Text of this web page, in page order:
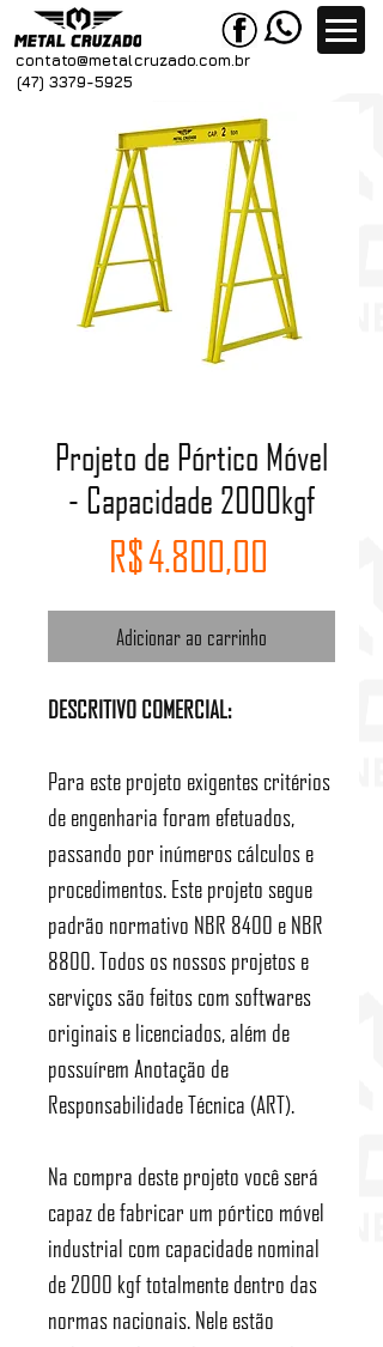
contato@metalcruzado.com.br
(47) 3379-5925
Projeto de Pórtico Móvel
- Capacidade 2000kgf
R$ 4.800,00
Adicionar ao carrinho
DESCRITIVO COMERCIAL:
Para este projeto exigentes critérios
de engenharia foram efetuados,
passando por inúmeros cálculos e
procedimentos. Este projeto segue
padrão normativo NBR 8400 e NBR
8800. Todos os nossos projetos e
serviços são feitos com softwares
originais e licenciados, além de
possuírem Anotação de
Responsabilidade Técnica (ART).
Na compra deste projeto você será
capaz de fabricar um pórtico móvel
industrial com capacidade nominal
de 2000 kgf totalmente dentro das
normas nacionais. Nele estão